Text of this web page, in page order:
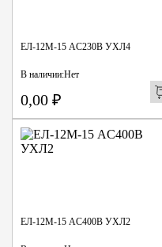
ЕЛ-12М-15 AC230В УХЛ4
В наличии:Нет
0,00 ₽
ЕЛ-12М-15 AC400В УХЛ2